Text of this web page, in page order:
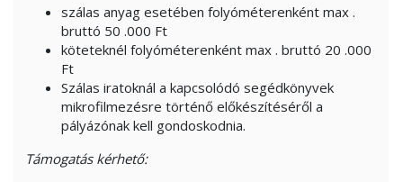
szálas anyag esetében folyóméterenként max .
bruttó 50 .000 Ft
köteteknél folyóméterenként max . bruttó 20 .000
Ft
Szálas iratoknál a kapcsolódó segédkönyvek
mikrofilmezésre történő előkészítéséről a
pályázónak kell gondoskodnia.
Támogatás kérhető: